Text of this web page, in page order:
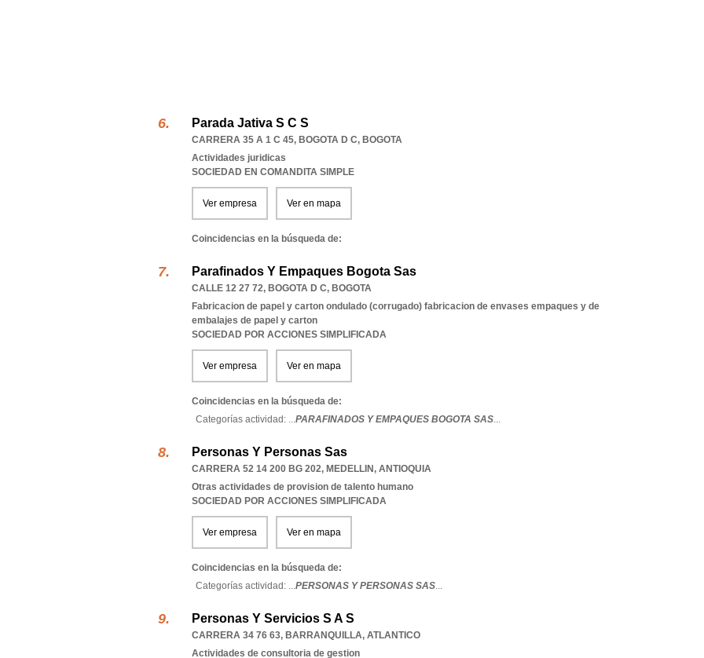
Parada Jativa S C S
CARRERA 35 A 1 C 45, BOGOTA D C, BOGOTA
Actividades juridicas
SOCIEDAD EN COMANDITA SIMPLE
Ver empresa Ver en mapa
Coincidencias en la búsqueda de:
Parafinados Y Empaques Bogota Sas
CALLE 12 27 72, BOGOTA D C, BOGOTA
Fabricacion de papel y carton ondulado (corrugado) fabricacion de envases empaques y de
embalajes de papel y carton
SOCIEDAD POR ACCIONES SIMPLIFICADA
Ver empresa Ver en mapa
Coincidencias en la búsqueda de:
Categorías actividad: ...PARAFINADOS Y EMPAQUES BOGOTA SAS...
Personas Y Personas Sas
CARRERA 52 14 200 BG 202, MEDELLIN, ANTIOQUIA
Otras actividades de provision de talento humano
SOCIEDAD POR ACCIONES SIMPLIFICADA
Ver empresa Ver en mapa
Coincidencias en la búsqueda de:
Categorías actividad: ...PERSONAS Y PERSONAS SAS...
Personas Y Servicios S A S
CARRERA 34 76 63, BARRANQUILLA, ATLANTICO
Actividades de consultoria de gestion